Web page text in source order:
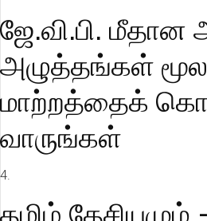
ஜே.வி.பி. மீதான
அழுத்தங்கள்
மாற்றத்தைக்
வாருங்கள்
4.